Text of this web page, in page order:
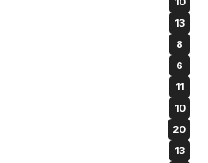
13
8
6
11
10
20
13